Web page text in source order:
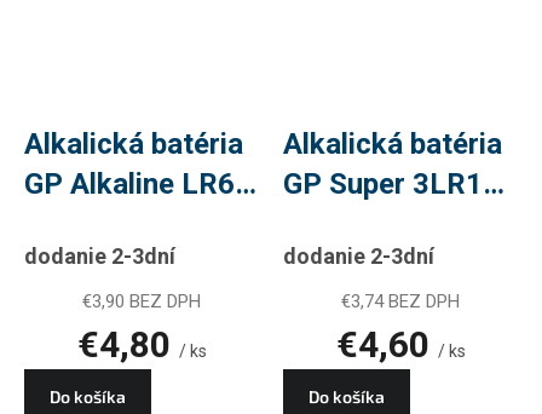
Alkalická batéria
GP Alkaline LR6
dodanie 2-3dní
€3,90 BEZ DPH
€4,80 / ks
Do košíka
Alkalická batéria
GP Super 3LR12
dodanie 2-3dní
€3,74 BEZ DPH
€4,60 / ks
Do košíka